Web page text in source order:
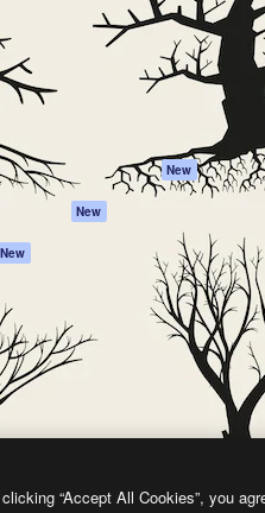
턴트
생성기
생성기
음성 변환
츠
New
New
툴
Academy
문서
지원
개인정보 보호 정
원본 New
쿠키 정책
Trust Center
제휴 파트너
비지니스
호 받습니다
“Accept All Cookies”, you